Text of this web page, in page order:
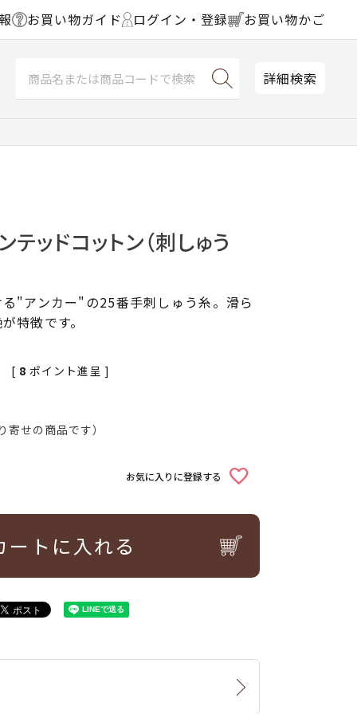
お買い物ガイド ログイン・登録 お買い物かご
詳細検索
テッドコットン（刺しゅう
"アンカー"の25番手刺しゅう糸。滑ら
特徴です。
[ 8 ポイント進呈 ]
せの商品です）
お気に入りに登録する
ートに入れる